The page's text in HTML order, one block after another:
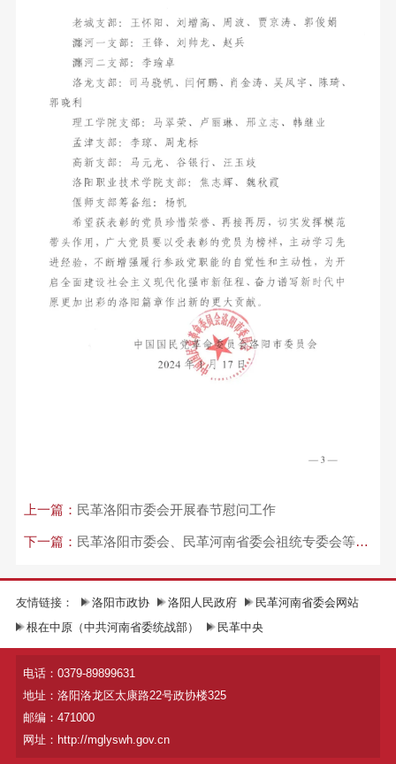
上一篇： 民革洛阳市委会开展春节慰问工作
下一篇： 民革洛阳市委会、民革河南省委会祖统专委会等单位共同开展慰问活动
友情链接： 洛阳市政协 洛阳人民政府
民革河南省委会网站
根在中原（中共河南省委统战部）
民革中央
电话：0379-89899631
地址：洛阳洛龙区太康路22号政协楼325
邮编：471000
网址：http://mglyswh.gov.cn